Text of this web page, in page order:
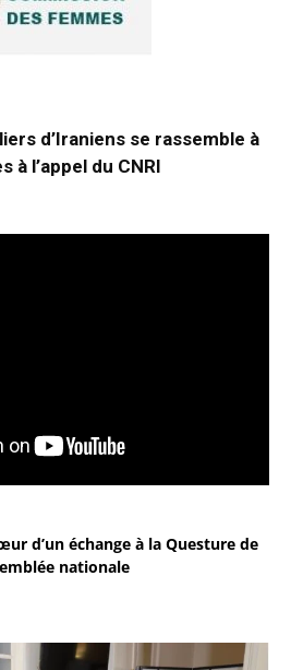
d’Iraniens se rassemble à
à l’appel du CNRI
d’un échange à la Questure de
nationale